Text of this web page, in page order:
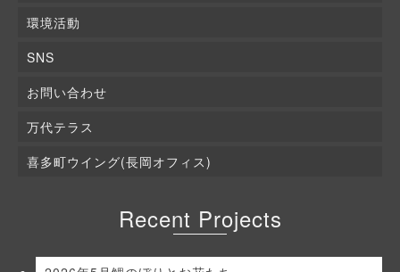
環境活動
SNS
お問い合わせ
万代テラス
喜多町ウイング(長岡オフィス)
Recent Projects